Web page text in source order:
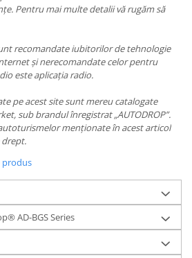
Pentru mai multe detalii vă rugăm să
recomandate iubitorilor de tehnologie
și nerecomandate celor pentru
este aplicația radio.
pe acest site sunt mereu catalogate
sub brandul înregistrat „AUTODROP”.
menționate în acest articol
AD-BGS Series